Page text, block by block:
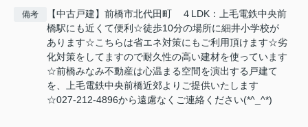
備考
【中古戸建】前橋市北代田町 ４LDK：上毛電鉄中央前
橋駅にも近くて便利☆徒歩10分の場所に細井小学校が
あります☆こちらは省エネ対策にもご利用頂けます☆劣
化対策をしてますので耐久性の高い建材を使っています
☆前橋みなみ不動産は心温まる空間を演出する戸建て
を、上毛電鉄中央前橋近郊よりご提供いたします
☆027-212-4896から遠慮なくご連絡ください(*^_^*)